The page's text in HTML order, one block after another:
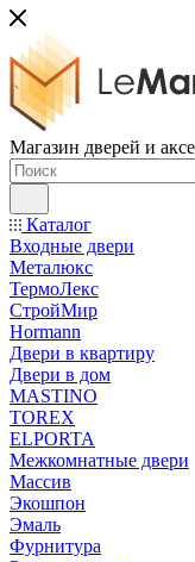
Магазин дверей и
Каталог
Входные двери
Металюкс
ТермоЛекс
СтройМир
Hormann
Двери в квартиру
Двери в дом
MASTINO
TOREX
ELPORTA
Межкомнатные двери
Массив
Экошпон
Эмаль
Фурнитура